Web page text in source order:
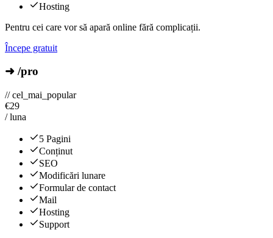
Hosting
Pentru cei care vor să apară online fără complicații.
Începe gratuit
➜ /pro
// cel_mai_popular
€29
/ luna
5 Pagini
Conținut
SEO
Modificări lunare
Formular de contact
Mail
Hosting
Support